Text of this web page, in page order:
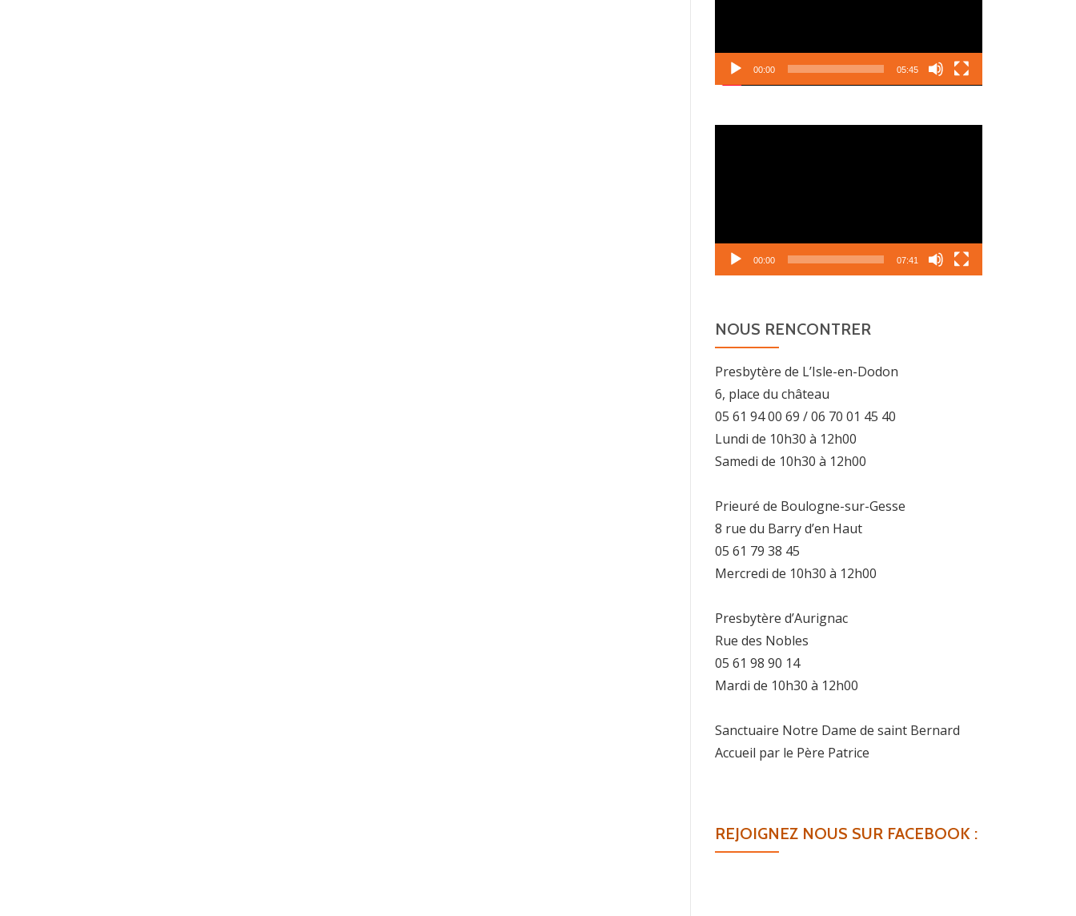
00:00 05:45
00:00 07:41
NOUS RENCONTRER
Presbytère de L’Isle-en-Dodon
6, place du château
05 61 94 00 69 / 06 70 01 45 40
Lundi de 10h30 à 12h00
Samedi de 10h30 à 12h00
Prieuré de Boulogne-sur-Gesse
8 rue du Barry d’en Haut
05 61 79 38 45
Mercredi de 10h30 à 12h00
Presbytère d’Aurignac
Rue des Nobles
05 61 98 90 14
Mardi de 10h30 à 12h00
Sanctuaire Notre Dame de saint Bernard
Accueil par le Père Patrice
REJOIGNEZ NOUS SUR FACEBOOK :